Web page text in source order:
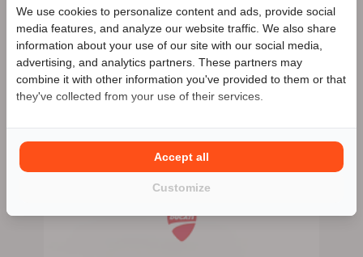
Gebben Motoren Zakelijke aanbieder
Meer advertenties
Rogat (Meppel)
0522-443820
174 advertenties (174 actief)
Speciale Motor2go prijs
Benieuwd naar de speciale Motor2go prijs? Bel
0522-443820
We use cookies to personalize content and ads, provide social
media features, and analyze our website traffic. We also share
information about your use of our site with our social media,
advertising, and analytics partners. These partners may
combine it with other information you've provided to them or that
they've collected from your use of their services.
Customize
Accept all